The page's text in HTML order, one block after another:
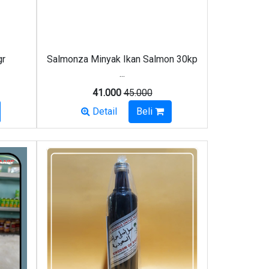
Salmonza Minyak Ikan Salmon 30kp
...
41.00045.000
Detail
Beli